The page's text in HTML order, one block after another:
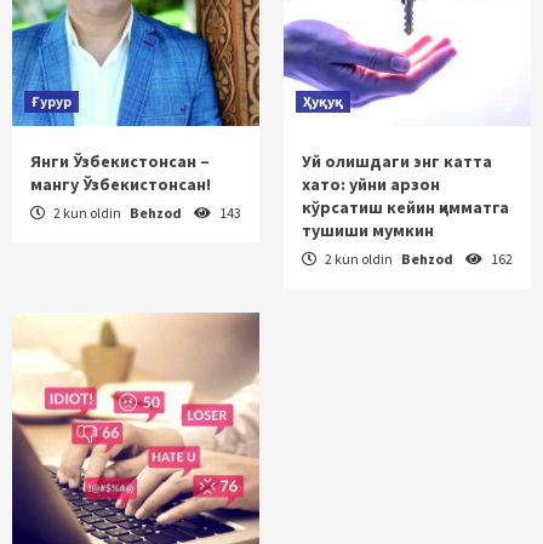
Ғурур
Янги Ўзбекистонсан –
мангу Ўзбекистонсан!
2 kun oldin Behzod 143
Ҳуқуқ
Уй олишдаги энг катта
хато: уйни арзон
кўрсатиш кейин қимматга
тушиши мумкин
2 kun oldin Behzod 162